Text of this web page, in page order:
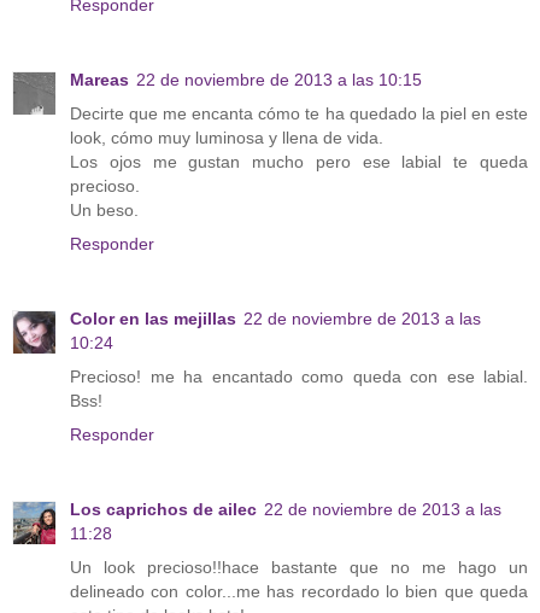
Responder
Mareas 22 de noviembre de 2013 a las 10:15
Decirte que me encanta cómo te ha quedado la piel en este
look, cómo muy luminosa y llena de vida.
Los ojos me gustan mucho pero ese labial te queda
precioso.
Un beso.
Responder
Color en las mejillas 22 de noviembre de 2013 a las
10:24
Precioso! me ha encantado como queda con ese labial.
Bss!
Responder
Los caprichos de ailec 22 de noviembre de 2013 a las
11:28
Un look precioso!!hace bastante que no me hago un
delineado con color...me has recordado lo bien que queda